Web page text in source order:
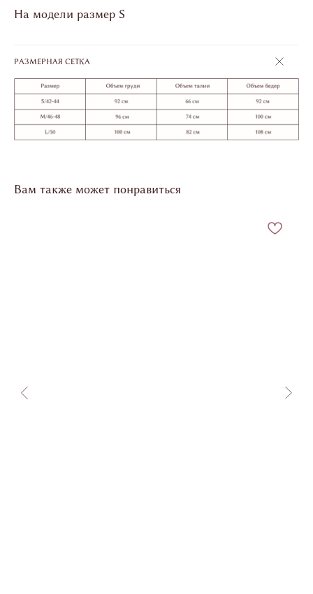
На модели размер S
РАЗМЕРНАЯ СЕТКА
Вам также может понравиться